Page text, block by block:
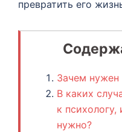
превратить его
Зачем нужен
В каких
к психологу,
нужно?